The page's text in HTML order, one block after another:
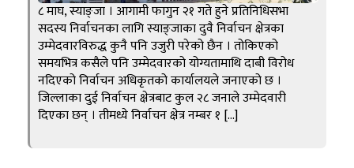
८ माघ, स्याङ्जा । आगामी फागुन २१ गते हुने प्रतिनिधिसभा
सदस्य निर्वाचनका लागि स्याङ्जाका दुवै निर्वाचन क्षेत्रका
उम्मेदवारविरुद्ध कुनै पनि उजुरी परेको छैन । तोकिएको
समयभित्र कसैले पनि उम्मेदवारको योग्यतामाथि दाबी विरोध
नदिएको निर्वाचन अधिकृतको कार्यालयले जनाएको छ ।
जिल्लाका दुई निर्वाचन क्षेत्रबाट कुल २८ जनाले उम्मेदवारी
दिएका छन् । तीमध्ये निर्वाचन क्षेत्र नम्बर १ […]